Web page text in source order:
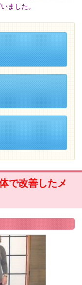
ました。
で改善したメ